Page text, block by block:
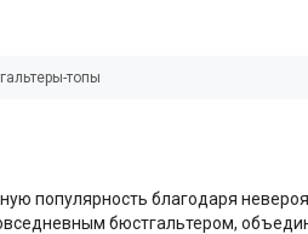
топы
популярность благодаря
бюстгальтером,